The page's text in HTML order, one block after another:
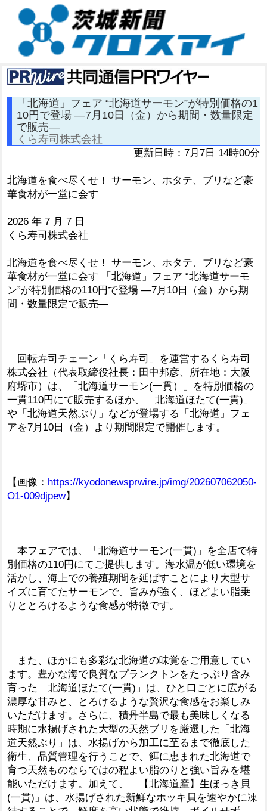
「北海道」フェア “北海道サーモン”が特別価格の1
10円で登場 ―7月10日（金）から期間・数量限定
で販売―
くら寿司株式会社
更新日時：7月7日 14時00分
北海道を食べ尽くせ！ サーモン、ホタテ、ブリなど豪
華食材が一堂に会す
2026 年 7 月 7 日
くら寿司株式会社
北海道を食べ尽くせ！ サーモン、ホタテ、ブリなど豪
華食材が一堂に会す 「北海道」フェア “北海道サーモ
ン”が特別価格の110円で登場 ―7月10日（金）から期
間・数量限定で販売―
回転寿司チェーン「くら寿司」を運営するくら寿司
株式会社（代表取締役社長：田中邦彦、所在地：大阪
府堺市）は、「北海道サーモン(一貫）」を特別価格の
一貫110円にて販売するほか、「北海道ほたて(一貫)」
や「北海道天然ぶり」などが登場する「北海道」フェ
アを7月10日（金）より期間限定で開催します。
【画像： https://kyodonewsprwire.jp/img/202607062050-
O1-009djpew】
本フェアでは、「北海道サーモン(一貫)」を全店で特
別価格の110円にてご提供します。海水温が低い環境を
活かし、海上での養殖期間を延ばすことにより大型サ
イズに育てたサーモンで、旨みが強く、ほどよい脂乗
りととろけるような食感が特徴です。
また、ほかにも多彩な北海道の味覚をご用意してい
ます。豊かな海で良質なプランクトンをたっぷり含み
育った「北海道ほたて(一貫)」は、ひと口ごとに広がる
濃厚な甘みと、とろけるような贅沢な食感をお楽しみ
いただけます。さらに、積丹半島で最も美味しくなる
時期に水揚げされた大型の天然ブリを厳選した「北海
道天然ぶり」は、水揚げから加工に至るまで徹底した
衛生、品質管理を行うことで、餌に恵まれた北海道で
育つ天然ものならではの程よい脂のりと強い旨みを堪
能いただけます。加えて、「【北海道産】生ほっき貝
(一貫)」は、水揚げされた新鮮なホッキ貝を速やかに凍